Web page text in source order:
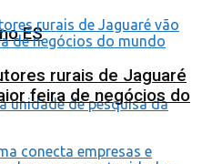
ES
rurais de Jaguaré
feira de negócios do